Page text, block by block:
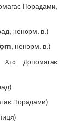
Порадами,
ненорм. в.)
ǫrn, ненорм. в.)
Допомагає
Порадами)